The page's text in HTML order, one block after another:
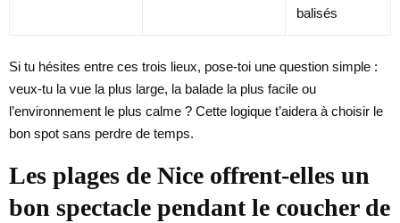
balisés
Si tu hésites entre ces trois lieux, pose-toi une question simple :
veux-tu la vue la plus large, la balade la plus facile ou
l’environnement le plus calme ? Cette logique t’aidera à choisir le
bon spot sans perdre de temps.
Les plages de Nice offrent-elles un
bon spectacle pendant le coucher de